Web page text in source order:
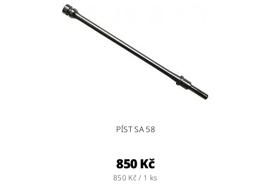
PÍST SA 58
850 Kč
850 Kč / 1 ks